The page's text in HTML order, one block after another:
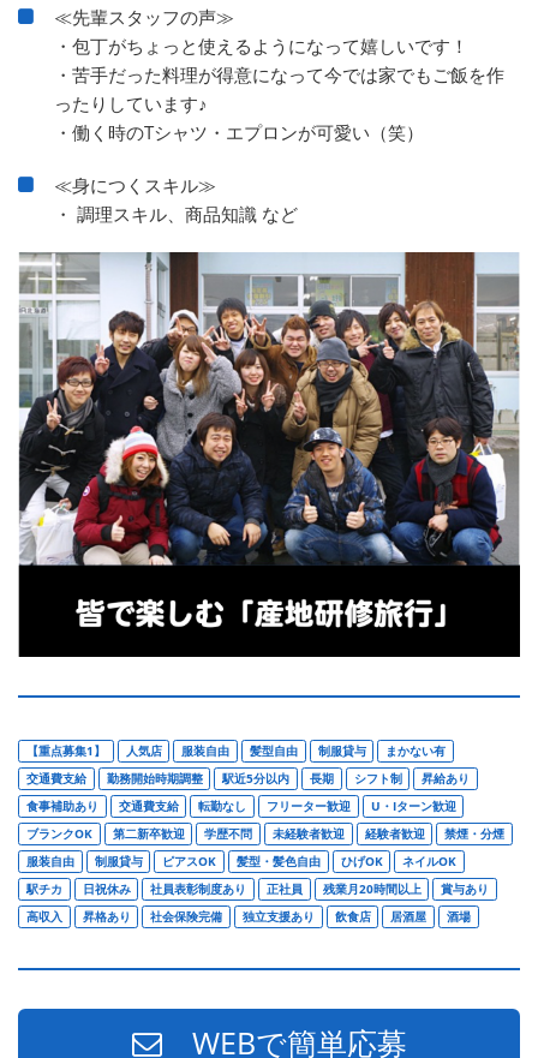
≪先輩スタッフの声≫
・包丁がちょっと使えるようになって嬉しいです！
・苦手だった料理が得意になって今では家でもご飯を作
ったりしています♪
・働く時のTシャツ・エプロンが可愛い（笑）
≪身につくスキル≫
・ 調理スキル、商品知識 など
【重点募集1】 人気店 服装自由 髪型自由 制服貸与
まかない有
交通費支給
勤務開始時期調整 駅近5分以内 長期 シフト制
昇給あり
食事補助あり
交通費支給 転勤なし フリーター歓迎
U・Iターン歓迎
ブランクOK
第二新卒歓迎 学歴不問 未経験者歓迎 経験者歓迎
禁煙・分煙
服装自由
制服貸与 ピアスOK 髪型・髪色自由 ひげOK
ネイルOK
駅チカ
日祝休み 社員表彰制度あり 正社員 残業月20時間以上
賞与あり
高収入
昇格あり 社会保険完備 独立支援あり 飲食店 居酒屋 酒場
WEBで簡単応募